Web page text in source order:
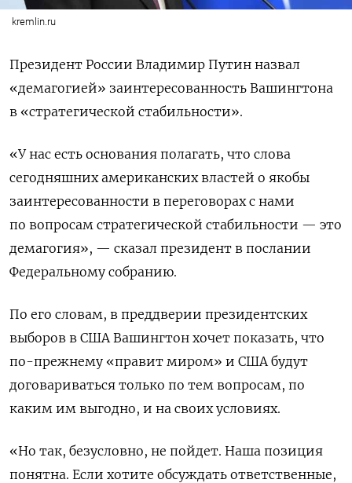
kremlin.ru
Президент России Владимир Путин назвал
«демагогией» заинтересованность Вашингтона
в «стратегической стабильности».
«У нас есть основания полагать, что слова
сегодняшних американских властей о якобы
заинтересованности в переговорах с нами
по вопросам стратегической стабильности — это
демагогия», — сказал президент в послании
Федеральному собранию.
По его словам, в преддверии президентских
выборов в США Вашингтон хочет показать, что
по-прежнему «правит миром» и США будут
договариваться только по тем вопросам, по
каким им выгодно, и на своих условиях.
«Но так, безусловно, не пойдет. Наша позиция
понятна. Если хотите обсуждать ответственные,